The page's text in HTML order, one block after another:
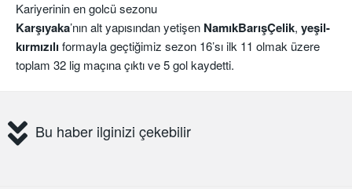
Kariyerinin en golcü sezonu
Karşıyaka’nın alt yapısından yetişen NamıkBarışÇelik, yeşil-
kırmızılı formayla geçtiğimiz sezon 16’sı ilk 11 olmak üzere
toplam 32 lig maçına çıktı ve 5 gol kaydetti.
Bu haber ilginizi çekebilir